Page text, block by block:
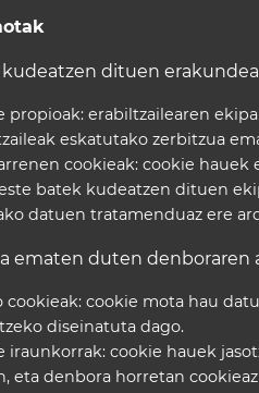
dituen
propioak: erabiltzailearen
eskatutako zerbitzua
cookieak: cookie
batek kudeatzen dituen
datuen tratamenduaz ere
ematen duten denboraren
cookieak: cookie mota hau
diseinatuta dago.
iraunkorrak: cookie hauek
eta denbora horretan